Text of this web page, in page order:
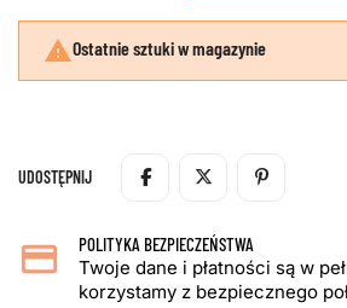
Ostatnie sztuki w magazynie
UDOSTĘPNIJ
POLITYKA BEZPIECZEŃSTWA
Twoje dane i płatności są w
korzystamy z bezpiecznego